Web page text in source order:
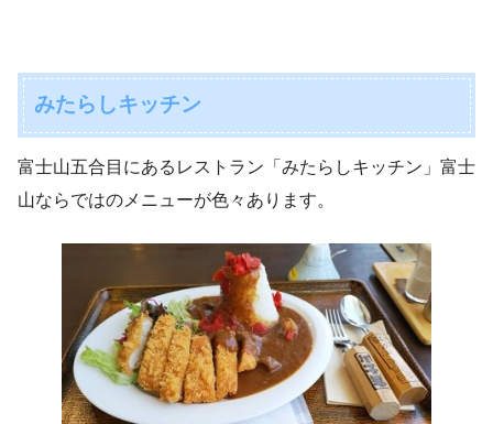
みたらしキッチン
富士山五合目にあるレストラン「みたらしキッチン」富士
山ならではのメニューが色々あります。